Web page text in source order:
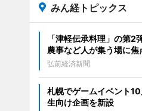
みん経トピックス
「津軽伝承料理」の第2
農事など人が集う場に焦
弘前経済新聞
札幌でゲームイベント
生向け企画を新設